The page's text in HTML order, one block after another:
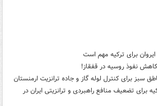
برای ترکیه مهم است
نفوذ روسیه در قفقاز!
سبز برای کنترل لوله گاز و جاده ترانزیت ارمنستان
برای تضعیف منافع راهبردی و ترانزیتی ایران در